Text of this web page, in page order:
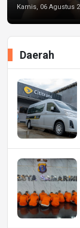
Kamis, 06 Agustus
Daerah